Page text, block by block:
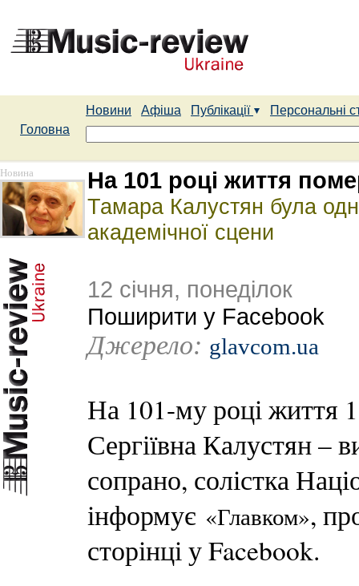
Новини Афіша Публікації
Персональні
Головна
Новина На 101 році життя
Тамара Калустян була
академічної сцени
12 січня, понеділок
Поширити у Facebook
Джерело: glavcom.ua
На 101-му році життя
Сергіївна Калустян –
сопрано, солістка
інформує «Главком»,
сторінці у Facebook.